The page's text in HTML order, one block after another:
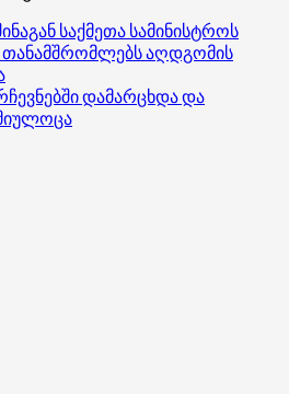
საქმეთა სამინისტროს
თანამშრომლებს აღდგომის
დამარცხდა და